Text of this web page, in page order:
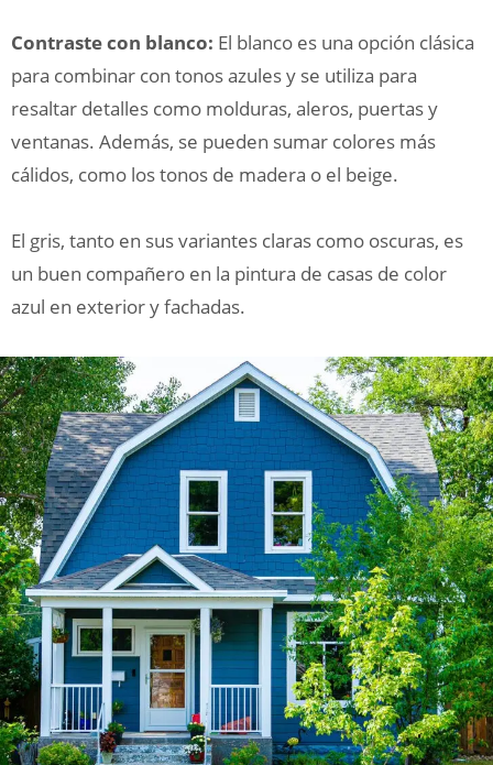
Contraste con blanco: El blanco es una opción clásica
para combinar con tonos azules y se utiliza para
resaltar detalles como molduras, aleros, puertas y
ventanas. Además, se pueden sumar colores más
cálidos, como los tonos de madera o el beige.
El gris, tanto en sus variantes claras como oscuras, es
un buen compañero en la pintura de casas de color
azul en exterior y fachadas.